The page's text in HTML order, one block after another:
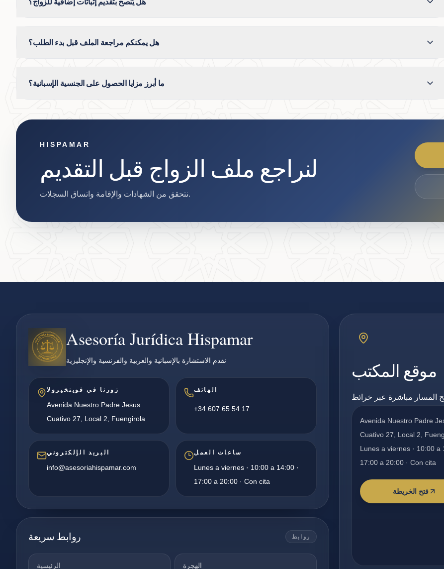
هل يمكنكم مراجعة الملف قبل بدء الطلب؟
ما أبرز مزايا الحصول على الجنسية الإسبانية؟
HISPAMAR
لنراجع ملف الزواج قبل التقديم
نتحقق من الشهادات والإقامة واتساق السجلات.
Asesoría Jurídica Hispamar
نقدم الاستشارة بالإسبانية والعربية والفرنسية والإنجليزية
زورنا في فوينخيرولا
Avenida Nuestro Padre Jesus
Cuativo 27, Local 2, Fuengirola
الهاتف
+34 607 65 54 17
البريد الإلكتروني
info@asesoriahispamar.com
ساعات العمل
Lunes a viernes · 10:00 a 14:00 ·
17:00 a 20:00 · Con cita
روابط سريعة روابط
الرئيسية الهجرة
موقع المكتب
Avenida Nuestro Padre
Cuativo 27, Local 2,
Lunes a viernes · 10:00 a
17:00 a 20:00 · Con cita
فتح الخريطة